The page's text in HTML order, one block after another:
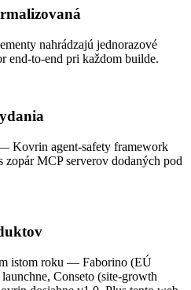
nahrádzajú jednorazové
end-to-end pri každom builde.
Kovrin agent-safety framework
zopár MCP serverov dodaných pod
istom roku — Faborino (EÚ
Conseto (site-growth